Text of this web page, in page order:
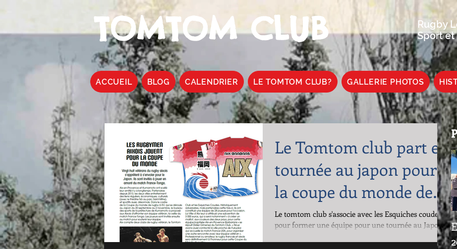
TOMTOM CLUB
Rugby
Sport
ACCUEIL BLOG CALENDRIER LE TOMTOM CLUB? GALLERIE PHOTOS
Le Tomtom club part en
tournée au japon pour
la coupe du monde de
rugby
Le tomtom club s'associe avec les Esquiches coudes
pour former une équipe pour une tournée au Japon